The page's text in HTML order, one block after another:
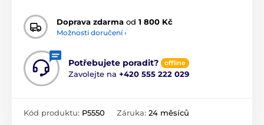
Doprava zdarma od 1 800 Kč
Možnosti doručení ›
Potřebujete poradit? offline
Zavolejte na +420 555 222 029
Kód produktu: P5550 Záruka: 24 měsíců